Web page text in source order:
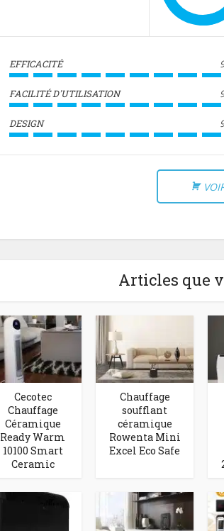
EFFICACITÉ
FACILITÉ D'UTILISATION
DESIGN
Articles que
Cecotec
Chauffage
Céramique
Ready Warm
10100 Smart
Ceramic
Chauffage
soufflant
céramique
Rowenta Mini
Excel Eco Safe